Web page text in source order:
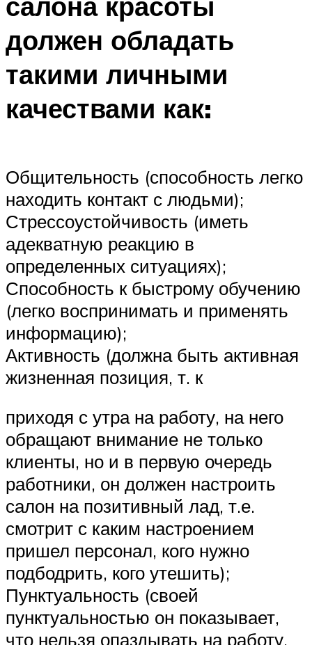
должен обладать
такими личными
качествами как:
Общительность (способность легко
находить контакт с людьми);
Стрессоустойчивость (иметь
адекватную реакцию в
определенных ситуациях);
Способность к быстрому обучению
(легко воспринимать и применять
информацию);
Активность (должна быть активная
жизненная позиция, т. к
приходя с утра на работу, на него
обращают внимание не только
клиенты, но и в первую очередь
работники, он должен настроить
салон на позитивный лад, т.е.
смотрит с каким настроением
пришел персонал, кого нужно
подбодрить, кого утешить);
Пунктуальность (своей
пунктуальностью он показывает,
что нельзя опаздывать на работу,